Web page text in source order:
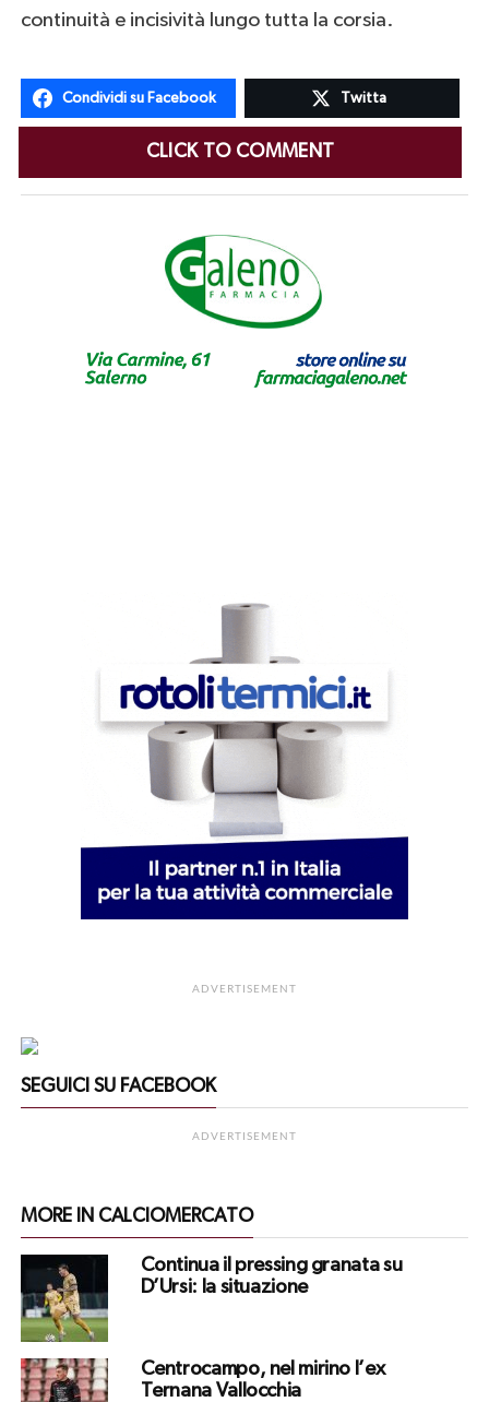
continuità e incisività lungo tutta la corsia.
Condividi su Facebook Twitta
CLICK TO COMMENT
ADVERTISEMENT
SEGUICI SU FACEBOOK
ADVERTISEMENT
MORE IN CALCIOMERCATO
Continua il pressing granata su
D’Ursi: la situazione
Centrocampo, nel mirino l’ex
Ternana Vallocchia